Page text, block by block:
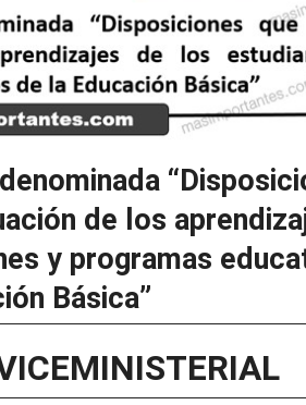
de los
y programas
Básica”